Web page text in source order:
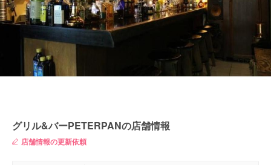
グリル&バーPETERPANの店舗情報
店舗情報の更新依頼